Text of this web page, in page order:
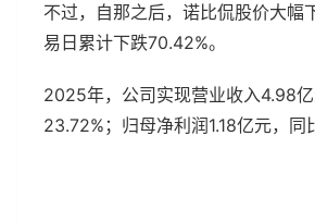
不过，自那之后，诺比侃股价大幅
易日累计下跌70.42%。
2025年，公司实现营业收入4.98
23.72%；归母净利润1.18亿元，同